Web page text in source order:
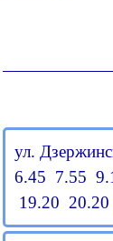
ул.
6.45 7.55
19.20